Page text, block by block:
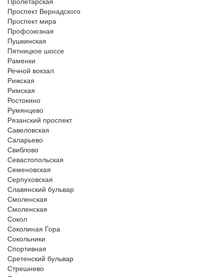
Проспект Вернадского
Проспект мира
Профсоюзная
Пушкинская
Пятницкое шоссе
Раменки
Речной вокзал
Рижская
Римская
Ростокино
Румянцево
Рязанский проспект
Савеловская
Саларьево
Свиблово
Севастопольская
Семеновская
Серпуховская
Славянский бульвар
Смоленская
Смоленская
Сокол
Соколиная Гора
Сокольники
Спортивная
Сретенский бульвар
Стрешнево